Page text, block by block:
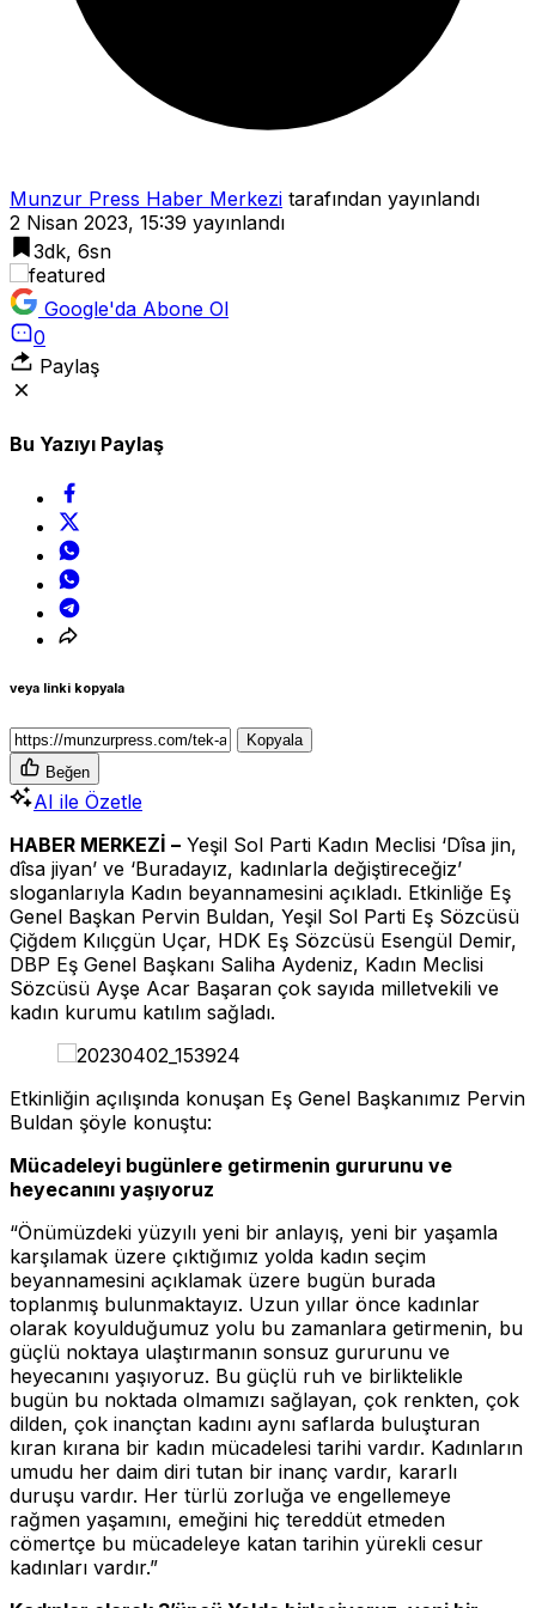
Munzur Press Haber Merkezi tarafından yayınlandı
2 Nisan 2023, 15:39 yayınlandı
3dk, 6sn
Google'da Abone Ol
0
Paylaş
Bu Yazıyı Paylaş
veya linki kopyala
Kopyala
Beğen
AI ile Özetle
HABER MERKEZİ – Yeşil Sol Parti Kadın Meclisi ‘Dîsa jin,
dîsa jiyan’ ve ‘Buradayız, kadınlarla değiştireceğiz’
sloganlarıyla Kadın beyannamesini açıkladı. Etkinliğe Eş
Genel Başkan Pervin Buldan, Yeşil Sol Parti Eş Sözcüsü
Çiğdem Kılıçgün Uçar, HDK Eş Sözcüsü Esengül Demir,
DBP Eş Genel Başkanı Saliha Aydeniz, Kadın Meclisi
Sözcüsü Ayşe Acar Başaran çok sayıda milletvekili ve
kadın kurumu katılım sağladı.
Etkinliğin açılışında konuşan Eş Genel Başkanımız Pervin
Buldan şöyle konuştu:
Mücadeleyi bugünlere getirmenin gururunu ve
heyecanını yaşıyoruz
“Önümüzdeki yüzyılı yeni bir anlayış, yeni bir yaşamla
karşılamak üzere çıktığımız yolda kadın seçim
beyannamesini açıklamak üzere bugün burada
toplanmış bulunmaktayız. Uzun yıllar önce kadınlar
olarak koyulduğumuz yolu bu zamanlara getirmenin, bu
güçlü noktaya ulaştırmanın sonsuz gururunu ve
heyecanını yaşıyoruz. Bu güçlü ruh ve birliktelikle
bugün bu noktada olmamızı sağlayan, çok renkten, çok
dilden, çok inançtan kadını aynı saflarda buluşturan
kıran kırana bir kadın mücadelesi tarihi vardır. Kadınların
umudu her daim diri tutan bir inanç vardır, kararlı
duruşu vardır. Her türlü zorluğa ve engellemeye
rağmen yaşamını, emeğini hiç tereddüt etmeden
cömertçe bu mücadeleye katan tarihin yürekli cesur
kadınları vardır.”